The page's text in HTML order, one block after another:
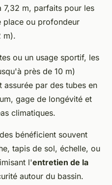
7,32 m, parfaits pour les
place ou profondeur
m).
ou un usage sportif, les
près de 10 m)
par des tubes en
gage de longévité et
climatiques.
bénéficient souvent
tapis de sol, échelle, ou
l'entretien de la
autour du bassin.